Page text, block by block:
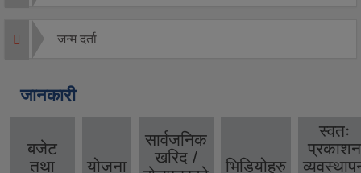
जन्म दर्ता
जानकारी
बजेट
तथा
योजना
सार्वजनिक
खरिद /
भिडियोहरु
स्वतः
प्रकाशन